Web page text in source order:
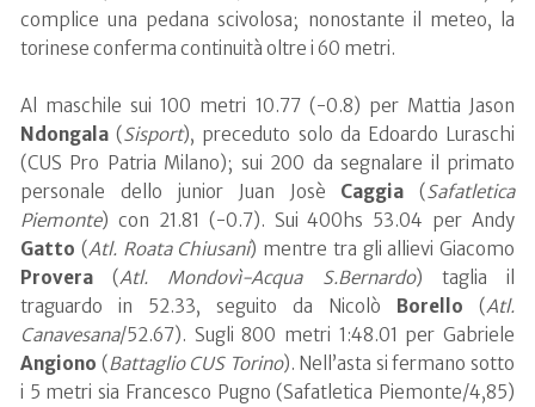
complice una pedana scivolosa; nonostante il meteo, la
torinese conferma continuità oltre i 60 metri.
Al maschile sui 100 metri 10.77 (-0.8) per Mattia Jason
Ndongala (Sisport), preceduto solo da Edoardo Luraschi
(CUS Pro Patria Milano); sui 200 da segnalare il primato
personale dello junior Juan Josè Caggia (Safatletica
Piemonte) con 21.81 (-0.7). Sui 400hs 53.04 per Andy
Gatto (Atl. Roata Chiusani) mentre tra gli allievi Giacomo
Provera (Atl. Mondovì-Acqua S.Bernardo) taglia il
traguardo in 52.33, seguito da Nicolò Borello (Atl.
Canavesana/52.67). Sugli 800 metri 1:48.01 per Gabriele
Angiono (Battaglio CUS Torino). Nell’asta si fermano sotto
i 5 metri sia Francesco Pugno (Safatletica Piemonte/4,85)